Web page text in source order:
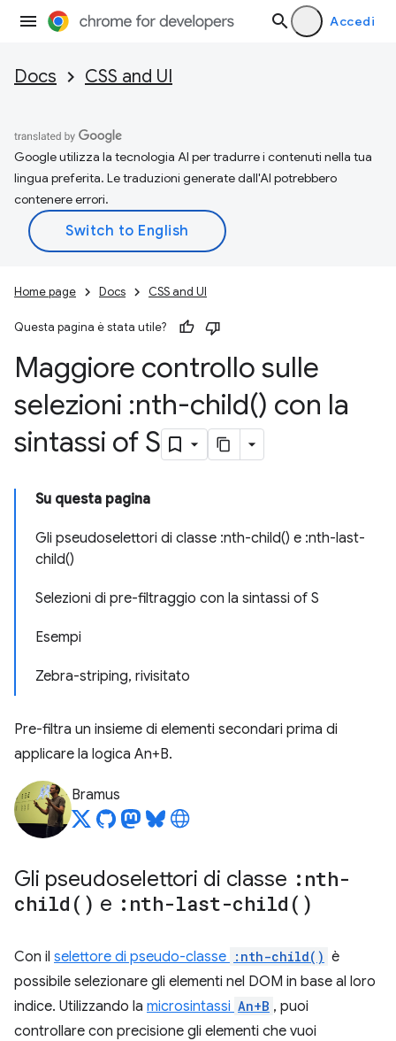
Accedi
Docs CSS and UI
Google utilizza la tecnologia AI per tradurre i contenuti nella tua
lingua preferita. Le traduzioni generate dall'AI potrebbero
contenere errori.
Home page Docs CSS and UI
Questa pagina è stata utile?
Maggiore controllo sulle
selezioni :nth-child() con la
sintassi of S
Su questa pagina
Gli pseudoselettori di classe :nth-child() e :nth-last-
child()
Selezioni di pre-filtraggio con la sintassi of S
Esempi
Zebra-striping, rivisitato
Pre-filtra un insieme di elementi secondari prima di
applicare la logica An+B.
Bramus
Gli pseudoselettori di classe : nth-
child( ) e : nth-last-child( )
Con il selettore di pseudo-classe :nth-child() è
possibile selezionare gli elementi nel DOM in base al loro
indice. Utilizzando la microsintassi An+B , puoi
controllare con precisione gli elementi che vuoi